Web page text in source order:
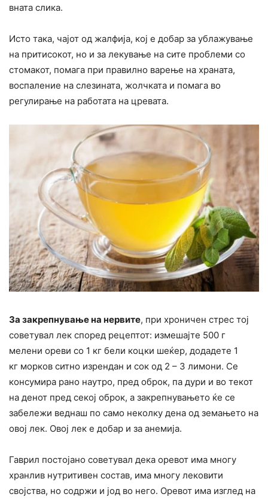
вната слика.
Исто така, чајот од жалфија, кој е добар за ублажување
на притисокот, но и за лекување на сите проблеми со
стомакот, помага при правилно варење на храната,
воспаление на слезината, жолчката и помага во
регулирање на работата на цревата.
За закрепнување на нервите, при хроничен стрес тој
советувал лек според рецептот: измешајте 500 г
мелени ореви со 1 кг бели коцки шеќер, додадете 1
кг морков ситно изрендан и сок од 2 – 3 лимони. Се
консумира рано наутро, пред оброк, па дури и во текот
на денот пред секој оброк, а закрепнувањето ќе се
забележи веднаш по само неколку дена од земањето на
овој лек. Овој лек е добар и за анемија.
Гаврил постојано советувал дека оревот има многу
хранлив нутритивен состав, има многу лековити
својства, но содржи и јод во него. Оревот има изглед на